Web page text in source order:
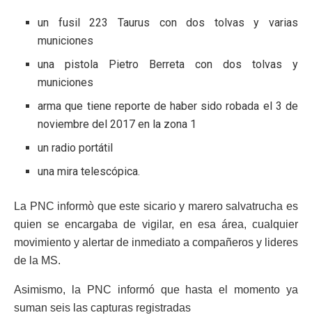
un fusil 223 Taurus con dos tolvas y varias
municiones
una pistola Pietro Berreta con dos tolvas y
municiones
arma que tiene reporte de haber sido robada el 3 de
noviembre del 2017 en la zona 1
un radio portátil
una mira telescópica.
La PNC informò que este sicario y marero salvatrucha es
quien se encargaba de vigilar, en esa área, cualquier
movimiento y alertar de inmediato a compañeros y lideres
de la MS.
Asimismo, la PNC informó que hasta el momento ya
suman seis las capturas registradas